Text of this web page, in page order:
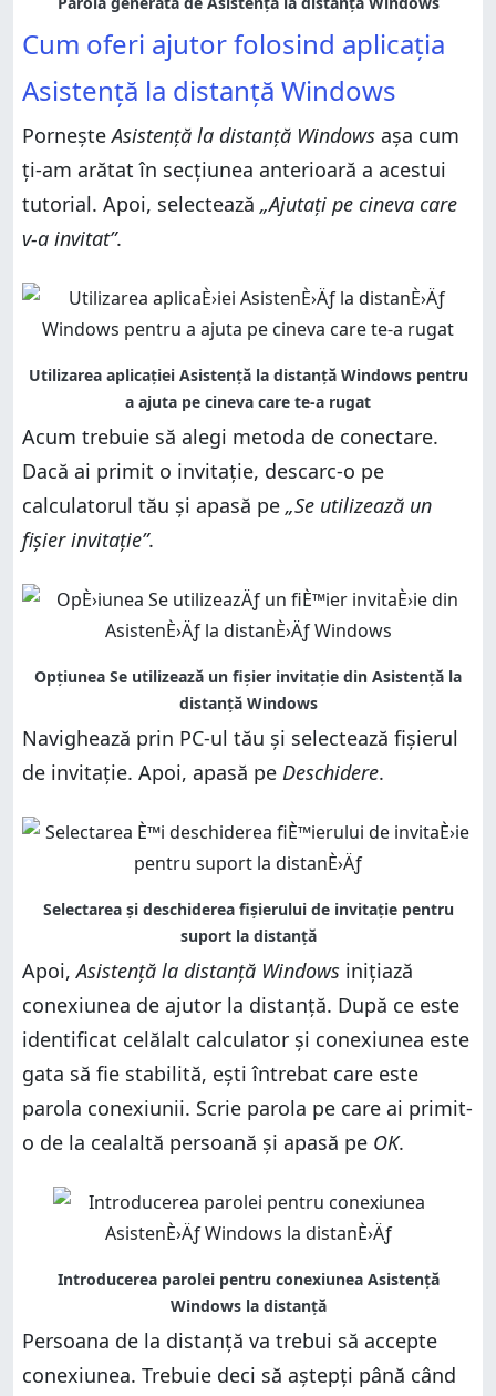
Cum oferi ajutor folosind aplicația
Asistență la distanță Windows
PorneșteAsistență la distanță Windows așa cum
ți-am arătat în secțiunea anterioară a acestui
tutorial. Apoi, selectează „Ajutați pe cineva care
v-a invitat”.
Acum trebuie să alegi metoda de conectare.
Dacă ai primit o invitație, descarc-o pe
calculatorul tău și apasă pe „Se utilizează un
fișier invitație”.
Navighează prin PC-ul tău și selectează fișierul
de invitație. Apoi, apasă pe Deschidere.
Apoi,Asistență la distanță Windows inițiază
conexiunea de ajutor la distanță. După ce este
identificat celălalt calculator și conexiunea este
gata să fie stabilită, ești întrebat care este
parola conexiunii. Scrie parola pe care ai primit-
o de la cealaltă persoană și apasă pe OK.
Persoana de la distanță va trebui să accepte
conexiunea. Trebuie deci să aștepți până când